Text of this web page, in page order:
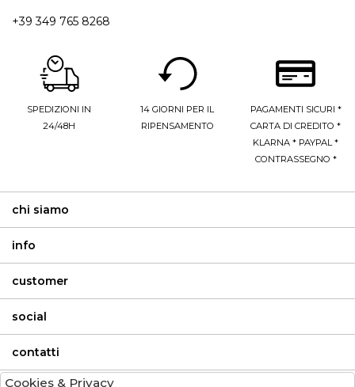
+39 349 765 8268
SPEDIZIONI IN
24/48H
14 GIORNI PER IL
RIPENSAMENTO
PAGAMENTI SICURI *
CARTA DI CREDITO *
KLARNA * PAYPAL *
CONTRASSEGNO *
chi siamo
info
customer
social
contatti
Cookies & Privacy